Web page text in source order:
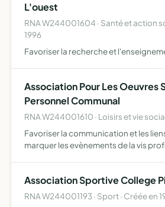
L'ouest
RNA W244001604 · Santé et action
1996
Favoriser la recherche et
Association Pour Les Oeuvres
Personnel Communal
RNA W244001610 · Loisirs et vie
Favoriser la communication et les
marquer les evènements de la vis
Association Sportive College
RNA W244001193 · Sport · Créée en